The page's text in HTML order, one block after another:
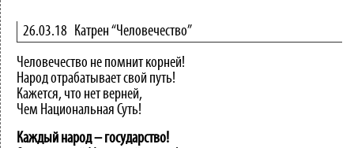
26.03.18 Катрен “Человечество”
Человечество не помнит корней!
Народ отрабатывает свой путь!
Кажется, что нет верней,
Чем Национальная Суть!
Каждый народ– государство!